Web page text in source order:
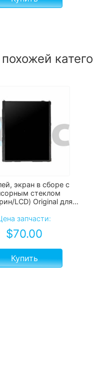
экран в сборе с
стеклом
Original для
запчасти:
$70.00
Купить